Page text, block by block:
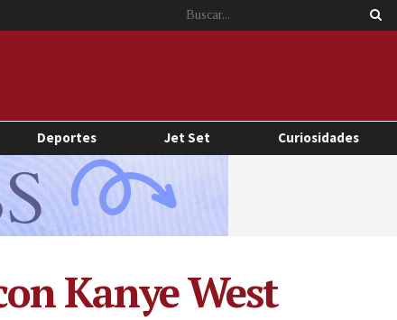
Deportes Jet Set Curiosidades
Kanye West